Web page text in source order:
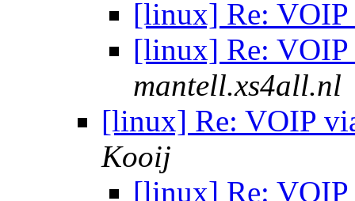
[linux] Re:
[linux] Re:
mantell.xs4all.nl
[linux] Re: VOIP
Kooij
[linux] Re: